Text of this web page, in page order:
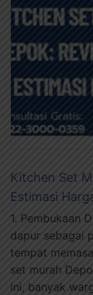
Kitchen Set
Estimasi
1. Pembukaan
dapur sebagai
tempat
set murah
ini, banyak